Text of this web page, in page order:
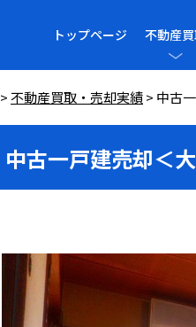
トップページ 不動産
>不動産買取・売却実績> 中古
中古一戸建売却＜